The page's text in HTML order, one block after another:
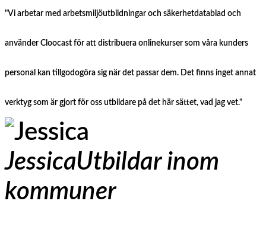
"Vi arbetar med arbetsmiljöutbildningar och säkerhetdatablad och
använder Cloocast för att distribuera onlinekurser som våra kunders
personal kan tillgodogöra sig när det passar dem. Det finns inget annat
verktyg som är gjort för oss utbildare på det här sättet, vad jag vet."
JessicaUtbildar inom
kommuner